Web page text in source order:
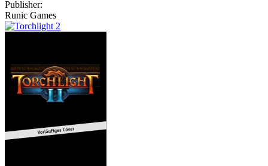
Publisher:
Runic Games